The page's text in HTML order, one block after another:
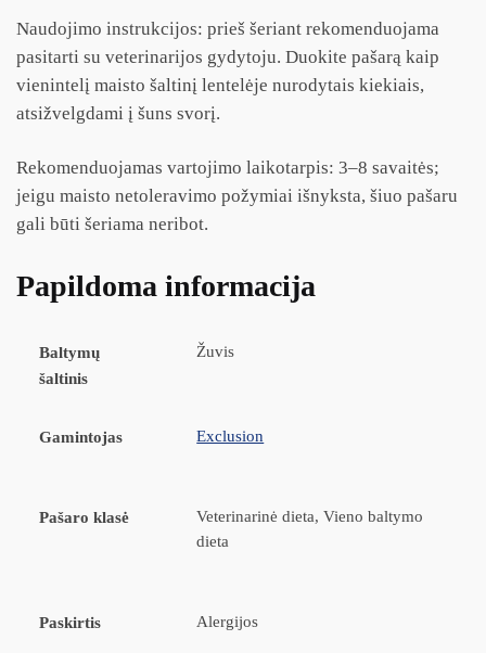
Naudojimo instrukcijos: prieš šeriant rekomenduojama
pasitarti su veterinarijos gydytoju. Duokite pašarą kaip
vienintelį maisto šaltinį lentelėje nurodytais kiekiais,
atsižvelgdami į šuns svorį.
Rekomenduojamas vartojimo laikotarpis: 3–8 savaitės;
jeigu maisto netoleravimo požymiai išnyksta, šiuo pašaru
gali būti šeriama neribot.
Papildoma informacija
Baltymų
šaltinis
Žuvis
Gamintojas Exclusion
Pašaro klasė
Veterinarinė dieta, Vieno baltymo
dieta
Paskirtis Alergijos